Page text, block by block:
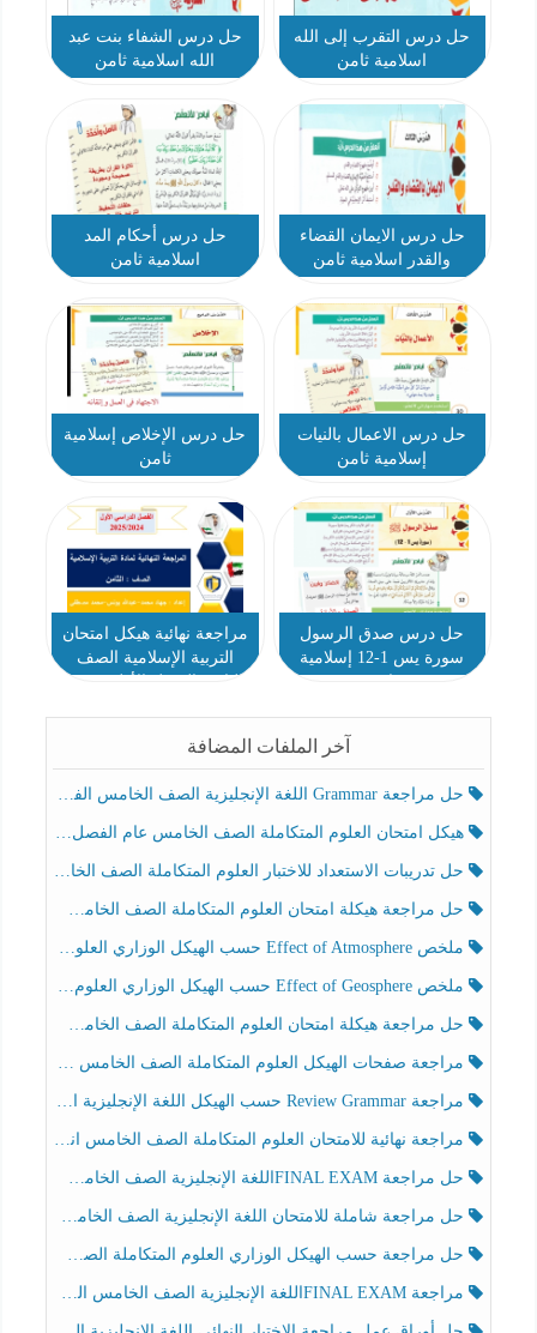
حل درس التقرب إلى الله
اسلامية ثامن
حل درس الشفاء بنت عبد
الله اسلامية ثامن
حل درس الايمان القضاء
والقدر اسلامية ثامن
حل درس أحكام المد
اسلامية ثامن
حل درس الاعمال بالنيات
إسلامية ثامن
حل درس الإخلاص إسلامية
ثامن
حل درس صدق الرسول
سورة يس 1-12 إسلامية
مراجعة نهائية هيكل امتحان
التربية الإسلامية الصف
آخر الملفات المضافة
حل مراجعة Grammar اللغة الإنجليزية الصف الخامس الفصل الثالث
هيكل امتحان العلوم المتكاملة الصف الخامس عام الفصل الدراسي الثالث 2025-2026
حل تدريبات الاستعداد للاختبار العلوم المتكاملة الصف الخامس عام الفصل الثالث
حل مراجعة هيكلة امتحان العلوم المتكاملة الصف الخامس انسبير الفصل الثالث
ملخص Effect of Atmosphere حسب الهيكل الوزاري العلوم المتكاملة الصف الخامس انسبير الفصل الثالث
ملخص Effect of Geosphere حسب الهيكل الوزاري العلوم المتكاملة الصف الخامس انسبير الفصل الثالث
حل مراجعة هيكلة امتحان العلوم المتكاملة الصف الخامس عام الفصل الثالث
مراجعة صفحات الهيكل العلوم المتكاملة الصف الخامس انسبير الفصل الثالث
مراجعة Review Grammar حسب الهيكل اللغة الإنجليزية الصف الخامس الفصل الثالث
مراجعة نهائية للامتحان العلوم المتكاملة الصف الخامس انسبير الفصل الثالث
حل مراجعة FINAL EXAMاللغة الإنجليزية الصف الخامس الفصل الثالث
حل مراجعة شاملة للامتحان اللغة الإنجليزية الصف الخامس الفصل الثالث
حل مراجعة حسب الهيكل الوزاري العلوم المتكاملة الصف الخامس عام الفصل الثالث
مراجعة FINAL EXAMاللغة الإنجليزية الصف الخامس الفصل الثالث